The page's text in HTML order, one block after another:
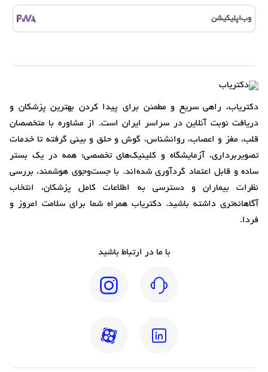
وب‌اپلیکیشن
دکتریاب، راهی سریع و مطمئن برای پیدا کردن بهترین پزشکان و
دریافت نوبت آنلاین در سراسر ایران است. از مشاوره با متخصصان
قلب، مغز و اعصاب، روانشناس، گوش و حلق و بینی گرفته تا خدمات
تصویربرداری، آزمایشگاه و کلینیک‌های تخصصی؛ همه در یک بستر
ساده و قابل اعتماد گردآوری شده‌اند. با جست‌وجوی هوشمند، بررسی
نظرات بیماران و دسترسی به اطلاعات کامل پزشکان، انتخاب
آگاهانه‌تری داشته باشید. دکتریاب همراه شما برای سلامت امروز و
فردا.
با ما در ارتباط باشید